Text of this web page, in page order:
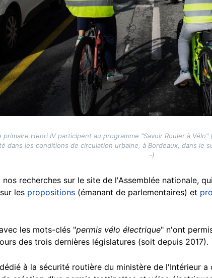
primaire Henri IV participent au programme "Savoir Rouler à
dans les conditions de circulation urbaine, à Bordeaux, dans le
-)
recherches sur le site de l'Assemblée nationale,
les propositions (émanant de parlementaires) et
les mots-clés "permis vélo électrique" n'ont
des trois dernières législatures (soit depuis 2017).
à la sécurité routière du ministère de l'Intérieur